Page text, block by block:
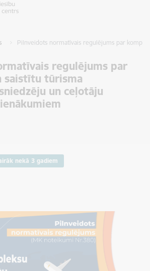
Pilnveidots normatīvais regulējums par
regulējums par
saistītu tūrisma
un ceļotāju
nekā 3 gadiem